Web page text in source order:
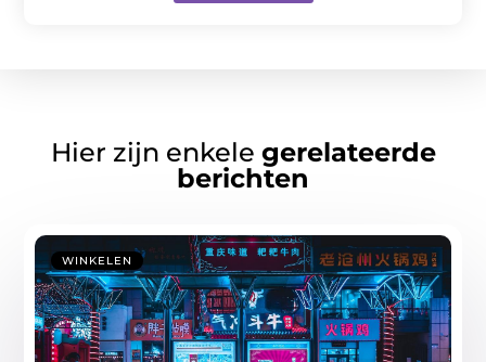
Hier zijn enkele gerelateerde
berichten
WINKELEN